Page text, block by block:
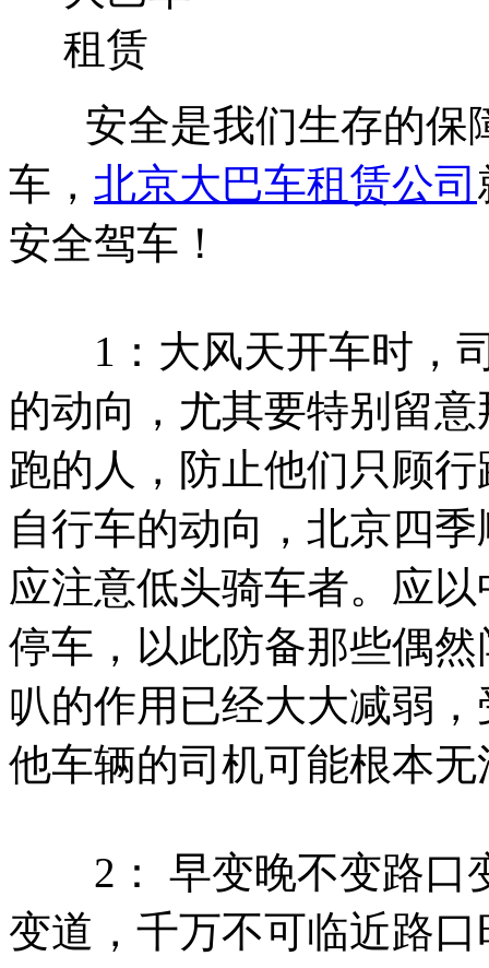
安全是我们生存的保
车， 北京大巴车租赁公司
安全驾车！
1：大风天开车时，司
的动向，尤其要特别留
跑的人，防止他们只顾
自行车的动向，北京四
应注意低头骑车者。应
停车，以此防备那些偶
叭的作用已经大大减弱
他车辆的司机可能根本
2： 早变晚不变路口
变道，千万不可临近路